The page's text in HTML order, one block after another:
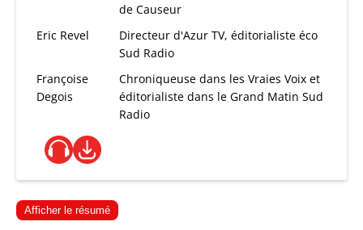
de Causeur
Eric Revel
Directeur d'Azur TV, éditorialiste éco
Sud Radio
Françoise
Degois
Chroniqueuse dans les Vraies Voix et
éditorialiste dans le Grand Matin Sud
Radio
Afficher le résumé